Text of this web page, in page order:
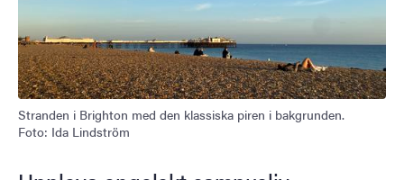
Stranden i Brighton med den klassiska piren i bakgrunden.
Foto: Ida Lindström